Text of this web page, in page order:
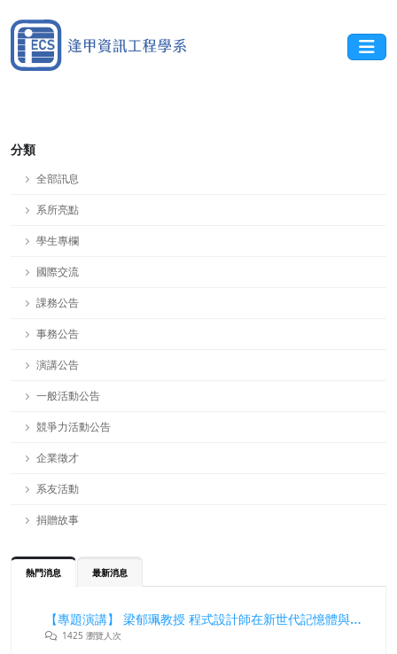
分類
全部訊息
系所亮點
學生專欄
國際交流
課務公告
事務公告
演講公告
一般活動公告
競爭力活動公告
企業徵才
系友活動
捐贈故事
熱門消息 最新消息
【專題演講】 梁郁珮教授 程式設計師在新世代記憶體與儲存系統中的角色與挑戰
1425 瀏覽人次